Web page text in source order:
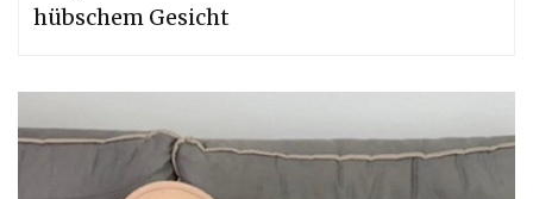
hübschem Gesicht